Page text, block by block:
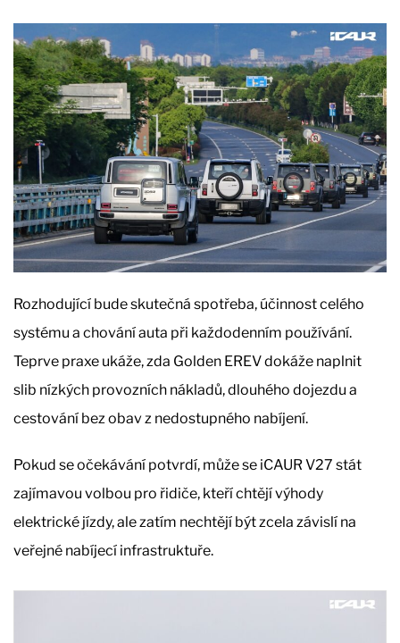
Rozhodující bude skutečná spotřeba, účinnost celého
systému a chování auta při každodenním používání.
Teprve praxe ukáže, zda Golden EREV dokáže naplnit
slib nízkých provozních nákladů, dlouhého dojezdu a
cestování bez obav z nedostupného nabíjení.
Pokud se očekávání potvrdí, může se iCAUR V27 stát
zajímavou volbou pro řidiče, kteří chtějí výhody
elektrické jízdy, ale zatím nechtějí být zcela závislí na
veřejné nabíjecí infrastruktuře.